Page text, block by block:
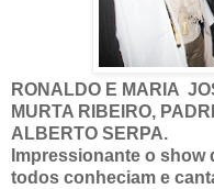
RONALDO E MARIA
MURTA RIBEIRO,
ALBERTO SERPA.
Impressionante o
todos conheciam e